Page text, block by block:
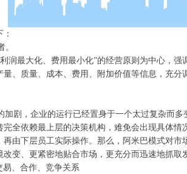
润最大化、费用最小化”的经营原则为中心，强
、质量、成本、费用、附加价值等信息，充
剧，企业的运行已经置身于一个太过复杂而
全依赖最上层的决策机构，难免会出现具体
由下层员工实际操作。那么，阿米巴模式对
变、更紧密地贴合市场，更充分而迅速地抓取
、合作、竞争关系